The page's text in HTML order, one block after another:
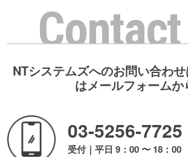
NTシステムズへのお問い合わ
はメールフォームか
03-5256-7725
受付｜平日 9：00 〜 18：00